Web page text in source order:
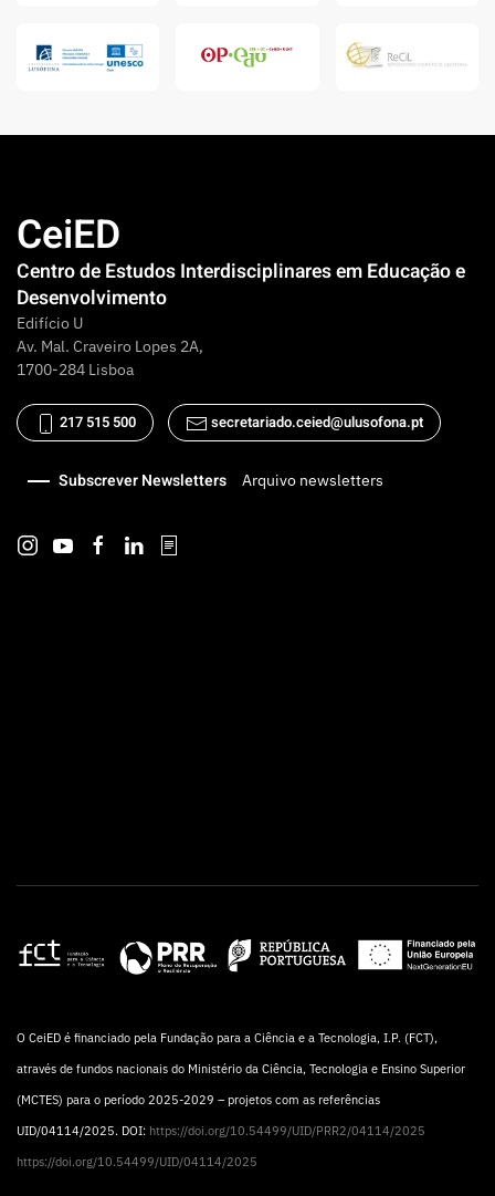
CeiED
Centro de Estudos Interdisciplinares em Educação e
Desenvolvimento
Edifício U
Av. Mal. Craveiro Lopes 2A,
1700-284 Lisboa
217 515 500 secretariado.ceied@ulusofona.pt
Subscrever Newsletters Arquivo newsletters
O CeiED é financiado pela Fundação para a Ciência e a Tecnologia, I.P. (FCT),
através de fundos nacionais do Ministério da Ciência, Tecnologia e Ensino Superior
(MCTES) para o período 2025-2029 – projetos com as referências
UID/04114/2025. DOI: https://doi.org/10.54499/UID/PRR2/04114/2025
https://doi.org/10.54499/UID/04114/2025